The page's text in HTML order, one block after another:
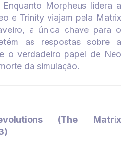
Morpheus lidera a
e Trinity viajam pela Matrix
a única chave para o
as respostas sobre a
o verdadeiro papel de Neo
da simulação.
(The Matrix